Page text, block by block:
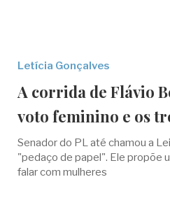
Letícia Gonçalves
A corrida de Flávio
voto feminino e os
Senador do PL até chamou a
"pedaço de papel". Ele propõe
falar com mulheres